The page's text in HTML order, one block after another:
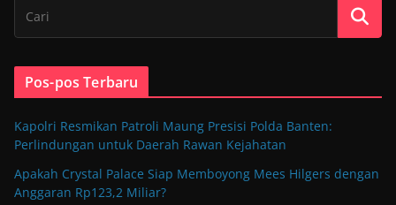
Pos-pos Terbaru
Kapolri Resmikan Patroli Maung Presisi Polda Banten:
Perlindungan untuk Daerah Rawan Kejahatan
Apakah Crystal Palace Siap Memboyong Mees Hilgers dengan
Anggaran Rp123,2 Miliar?